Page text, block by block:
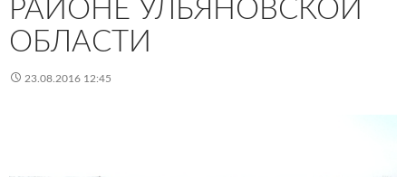
РАЙОНЕ УЛЬЯНОВСКОЙ
ОБЛАСТИ
23.08.2016 12:45